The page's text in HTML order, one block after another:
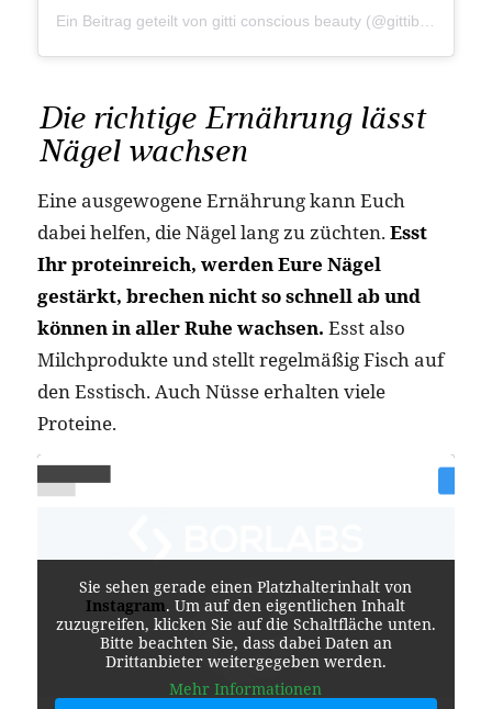
Die richtige Ernährung lässt
Nägel wachsen
Eine ausgewogene Ernährung kann Euch
dabei helfen, die Nägel lang zu züchten. Esst
Ihr proteinreich, werden Eure Nägel
gestärkt, brechen nicht so schnell ab und
können in aller Ruhe wachsen. Esst also
Milchprodukte und stellt regelmäßig Fisch auf
den Esstisch. Auch Nüsse erhalten viele
Proteine.
Sie sehen gerade einen Platzhalterinhalt von
Instagram. Um auf den eigentlichen Inhalt
zuzugreifen, klicken Sie auf die Schaltfläche unten.
Bitte beachten Sie, dass dabei Daten an
Drittanbieter weitergegeben werden.
Mehr Informationen